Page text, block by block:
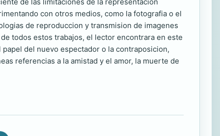
con otros medios, como la fotografia o el
de reproduccion y transmision de imagenes
todos estos trabajos, el lector encontrara en este
del nuevo espectador o la contraposicion,
referencias a la amistad y el amor, la muerte de